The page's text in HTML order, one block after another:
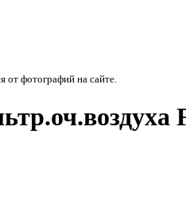
от фотографий на сайте.